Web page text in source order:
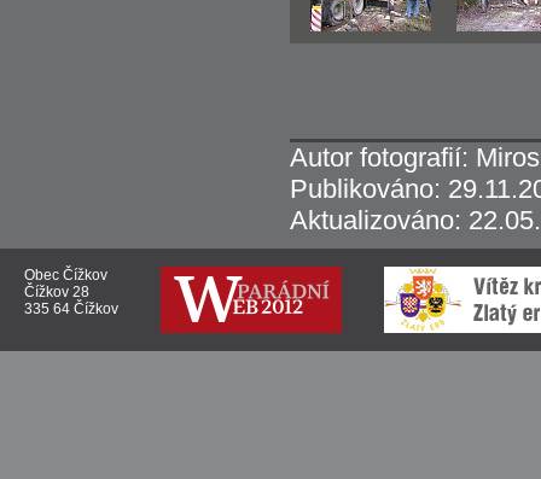
Autor fotografií:
Publikováno:
Aktualizováno:
Obec Čížkov
Čížkov 28
335 64 Čížkov